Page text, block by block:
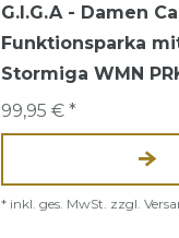
G.I.G.A - Damen
Funktionsparka
Stormiga WMN
99,95 € *
* inkl. ges. MwSt. zzgl.